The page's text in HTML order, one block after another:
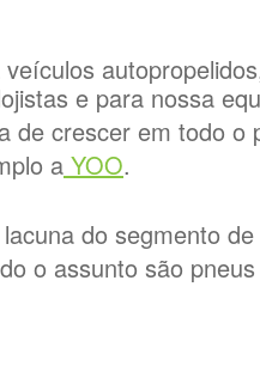
e para nossa
de crescer em todo
a YOO.
do segmento
o assunto são